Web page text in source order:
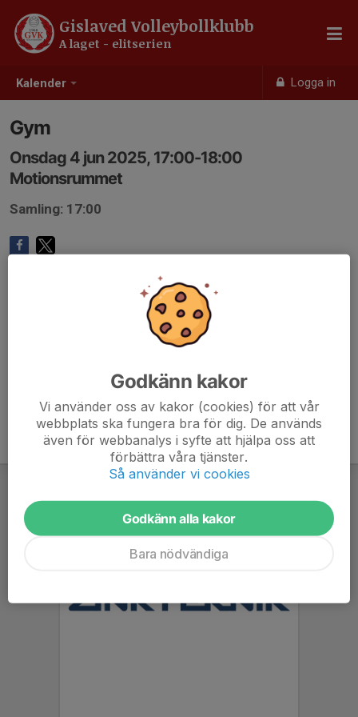
Kalender Logga in
Gislaved Volleybollklubb
A laget - elitserien
Gym
Onsdag 4 jun 2025, 17:00-18:00
Motionsrummet
Samling: 17:00
Godkänn kakor
Vi använder oss av kakor (cookies) för att vår
webbplats ska fungera bra för dig. De används
även för webbanalys i syfte att hjälpa oss att
förbättra våra tjänster.
Så använder vi cookies
Godkänn alla kakor
Bara nödvändiga